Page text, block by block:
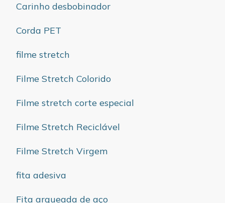
Carinho desbobinador
Corda PET
filme stretch
Filme Stretch Colorido
Filme stretch corte especial
Filme Stretch Reciclável
Filme Stretch Virgem
fita adesiva
Fita arqueada de aço